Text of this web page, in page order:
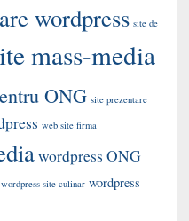
wordpress site de
mass-media
ONG site prezentare
web site firma
wordpress ONG
wordpress site culinar wordpress